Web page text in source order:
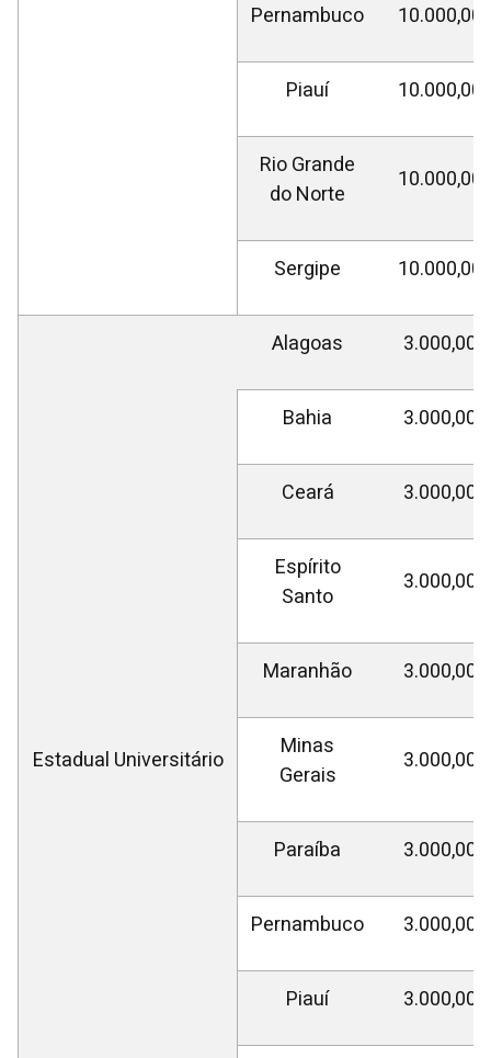
Pernambuco 10.000,00
Piauí 10.000,00
Rio Grande
do Norte
10.000,00
Sergipe 10.000,00
Estadual Universitário
Alagoas 3.000,00
Bahia 3.000,00
Ceará 3.000,00
Espírito
Santo
3.000,00
Maranhão 3.000,00
Minas
Gerais
3.000,00
Paraíba 3.000,00
Pernambuco 3.000,00
Piauí 3.000,00